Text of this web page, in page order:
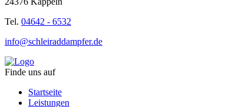
Tel. 04642 - 6532
info@schleiraddampfer.de
Finde uns auf
Startseite
Leistungen